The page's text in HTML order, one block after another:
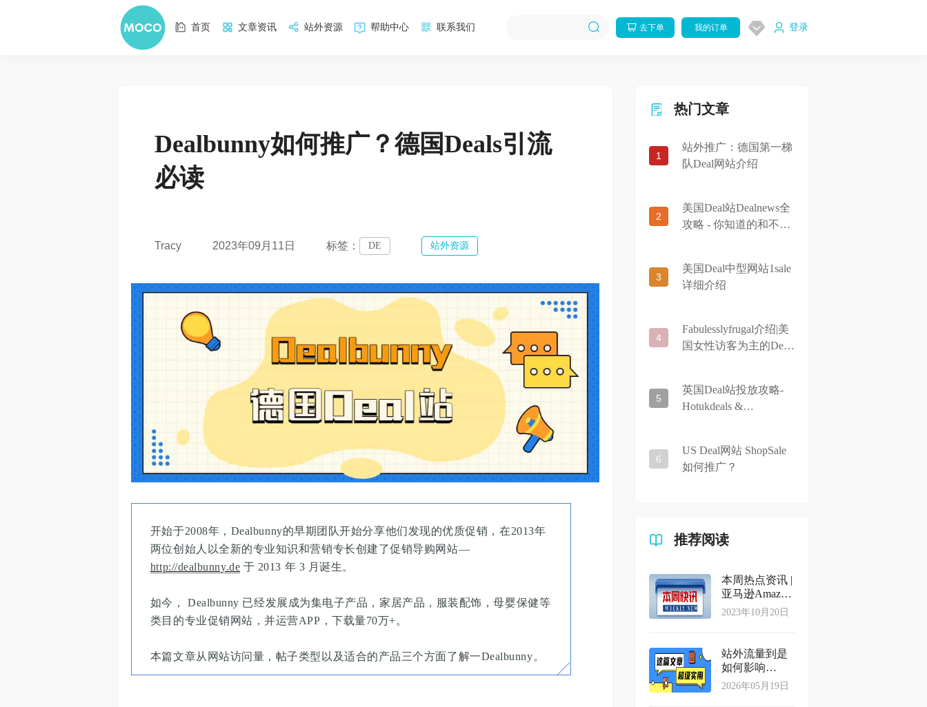
首页 文章资讯 站外资源 帮助中心 联系我们 去下单 我的订单 登录
Dealbunny如何推广？德国Deals引流
必读
Tracy 2023年09月11日 标签： DE 站外资源
开始于2008年，Dealbunny的早期团队开始分享他们发现的优质促销，在2013年
两位创始人以全新的专业知识和营销专长创建了促销导购网站—
http://dealbunny.de 于 2013 年 3 月诞生。
如今， Dealbunny 已经发展成为集电子产品，家居产品，服装配饰，母婴保健等
类目的专业促销网站，并运营APP，下载量70万+。
本篇文章从网站访问量，帖子类型以及适合的产品三个方面了解一Dealbunny。
热门文章
1
站外推广：德国第一梯
队Deal网站介绍
2
美国Deal站Dealnews全
攻略 - 你知道的和不知
3
美国Deal中型网站1sale
详细介绍
4
Fabulesslyfrugal介绍|美
国女性访客为主的Deal
5
英国Deal站投放攻略-
Hotukdeals &
6
US Deal网站 ShopSale
如何推广？
推荐阅读
本周热点资讯 |
亚马逊Amazon
SEND上线美国
公布假日季退
货期限
2023年10月20日
站外流量到是
如何影响
Amazon 排名
2026年05月19日